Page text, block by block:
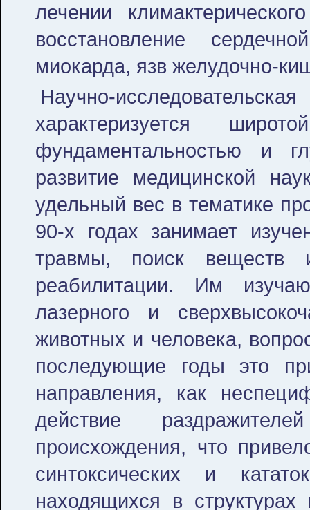
лечении
восстановление
миокарда, язв желудочно-
Научно-
характеризу­ется
фундаментальностью и
развитие медицинской
удельный вес в тематике
90-х годах занимает
травмы, поиск
реабилитации. Им
лазерного и
животных и человека,
последующие годы это
направления, как
действие
происхождения, что
синтоксических и
находящихся в